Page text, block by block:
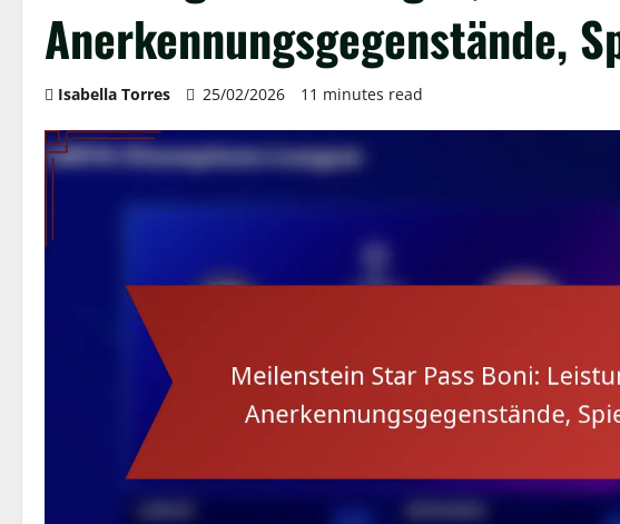
Anerkennungsgegenstände,
Isabella Torres 25/02/2026 11 minutes read